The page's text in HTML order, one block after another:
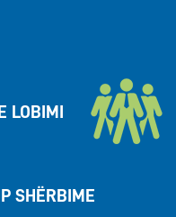
LOBIMI
SHËRBIME